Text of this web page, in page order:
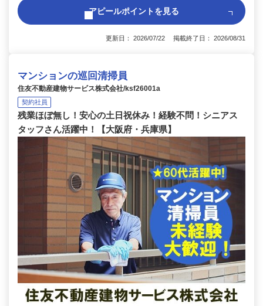
アピールポイントを見る
更新日： 2026/07/22 掲載終了日： 2026/08/31
マンションの巡回清掃員
住友不動産建物サービス株式会社/ksf26001a
契約社員
残業ほぼ無し！安心の土日祝休み！経験不問！シニアス
タッフさん活躍中！【大阪府・兵庫県】